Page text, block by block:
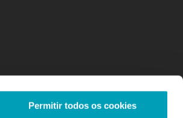
Permitir todos os cookies